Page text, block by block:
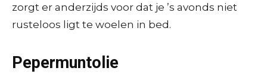
zorgt er anderzijds voor dat je ’s avonds niet
rusteloos ligt te woelen in bed.
Pepermuntolie